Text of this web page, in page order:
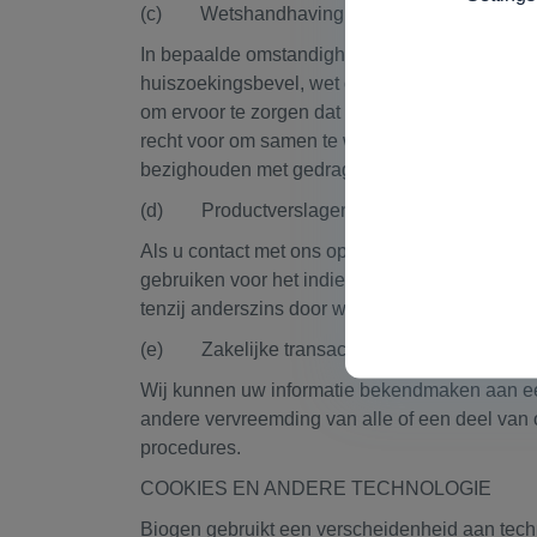
(c) Wetshandhaving
In bepaalde omstandigheden kunnen wij
huiszoekingsbevel, wet of regelgeving. We
om ervoor te zorgen dat de aanvrager kennis
recht voor om samen te werken met
bezighouden met gedrag dat onwettig of
(d) Productverslagen
Als u contact met ons opneemt over uw
gebruiken voor het indienen van klachten of
tenzij anderszins door wet vereist.
(e) Zakelijke transacties
Wij kunnen uw informatie bekendmaken aan
andere vervreemding van alle of een deel
procedures.
COOKIES EN ANDERE TECHNOLOGIE
Biogen gebruikt een verscheidenheid aan